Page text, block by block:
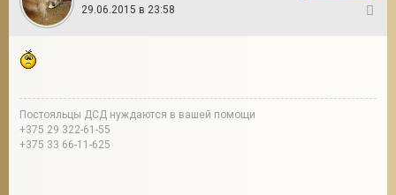
29.06.2015 в 23:58
Постояльцы ДСД нуждаются в вашей помощи
+375 29 322-61-55
+375 33 66-11-625